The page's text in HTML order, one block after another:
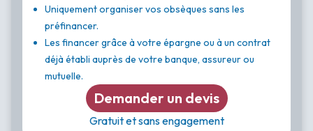
Uniquement organiser vos obsèques sans les
préfinancer.
Les financer grâce à votre épargne ou à un contrat
déjà établi auprès de votre banque, assureur ou
mutuelle.
Demander un devis
Gratuit et sans engagement